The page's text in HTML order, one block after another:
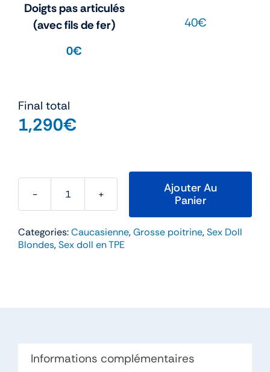
Doigts pas articulés
(avec fils de fer)
0€
40€
Final total
1,290€
quantité
Stefany
–
Ajouter Au
Panier
Categories:Caucasienne,Grosse poitrine,Sex Doll
Blondes,Sex doll en TPE
Informations complémentaires